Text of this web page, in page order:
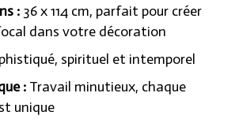
: 36 x 114 cm, parfait pour créer
dans votre décoration
spirituel et intemporel
: Travail minutieux, chaque
unique